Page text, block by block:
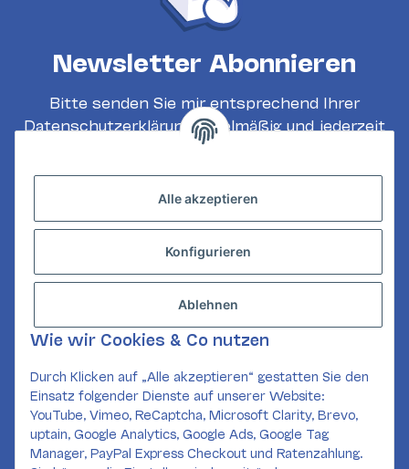
Newsletter Abonnieren
Bitte senden Sie mir entsprechend Ihrer
Datenschutzerklärungregelmäßig und jederzeit
widerruflich Informationen zu Ihrem
Produktsortiment per E-Mail zu.
GESETZLICHE INFORMATIONEN
KONTAKT
SOCIAL MEDIA
Alle akzeptieren
Konfigurieren
Ablehnen
Wie wir Cookies & Co nutzen
Durch Klicken auf „Alle akzeptieren“ gestatten Sie den
Einsatz folgender Dienste auf unserer Website:
YouTube, Vimeo, ReCaptcha, Microsoft Clarity, Brevo,
uptain, Google Analytics, Google Ads, Google Tag
Manager, PayPal Express Checkout und Ratenzahlung.